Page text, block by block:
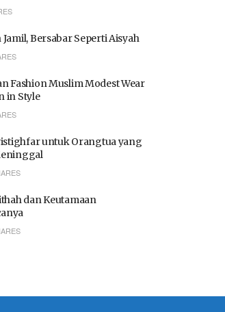
Bersabar Seperti Aisyah
Fashion Muslim Modest Wear
in Style
untuk Orangtua yang
dan Keutamaan